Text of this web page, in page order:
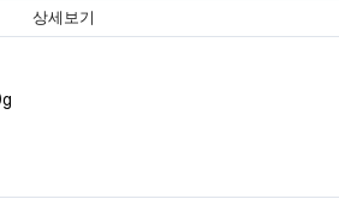
상세보기